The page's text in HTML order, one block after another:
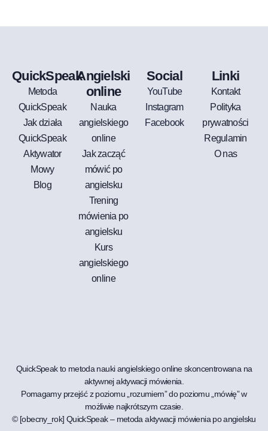
QuickSpeak
Metoda
QuickSpeak
Jak działa
QuickSpeak
Aktywator
Mowy
Blog
Angielski
online
Nauka
angielskiego
online
Jak zacząć
mówić po
angielsku
Trening
mówienia po
angielsku
Kurs
angielskiego
online
Social
YouTube
Instagram
Facebook
Linki
Kontakt
Polityka
prywatności
Regulamin
O nas
QuickSpeak to metoda nauki angielskiego online skoncentrowana na
aktywnej aktywacji mówienia.
Pomagamy przejść z poziomu „rozumiem” do poziomu „mówię” w
możliwie najkrótszym czasie.
© [obecny_rok] QuickSpeak – metoda aktywacji mówienia po angielsku